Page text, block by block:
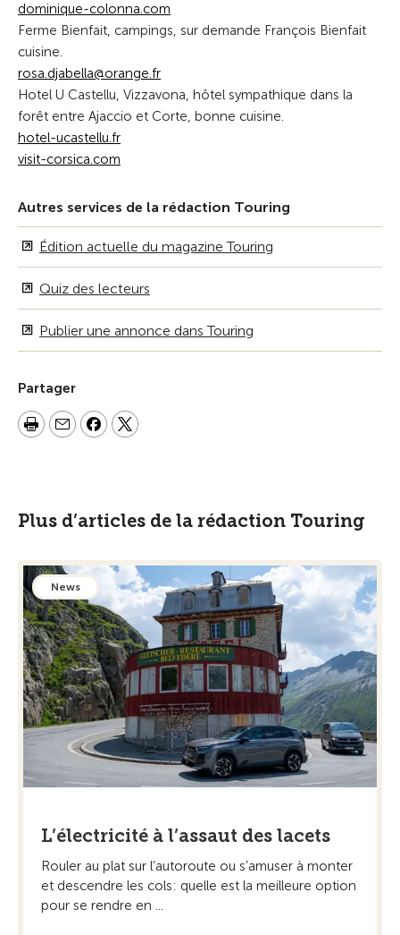
dominique-colonna.com
Ferme Bienfait, campings, sur demande François Bienfait
cuisine.
rosa.djabella@orange.fr
Hotel U Castellu, Vizzavona, hôtel sympathique dans la
forêt entre Ajaccio et Corte, bonne cuisine.
hotel-ucastellu.fr
visit-corsica.com
Autres services de la rédaction Touring
Édition actuelle du magazine Touring
Quiz des lecteurs
Publier une annonce dans Touring
Partager
Plus d’articles de la rédaction Touring
News
L’électricité à l’assaut des lacets
Rouler au plat sur l’autoroute ou s’amuser à monter
et descendre les cols: quelle est la meilleure option
pour se rendre en ...